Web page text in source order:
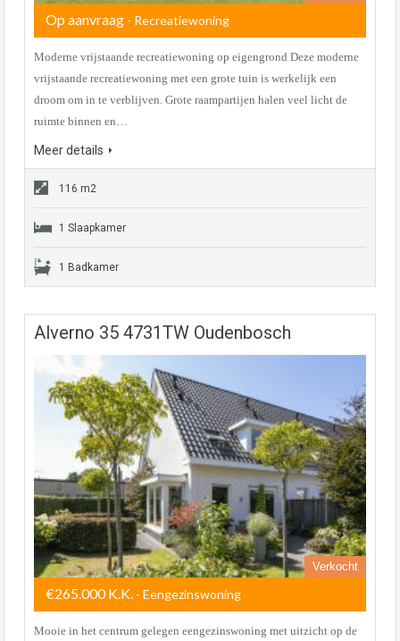
Op aanvraag - Recreatiewoning
Moderne vrijstaande recreatiewoning op eigengrond Deze moderne
vrijstaande recreatiewoning met een grote tuin is werkelijk een
droom om in te verblijven. Grote raampartijen halen veel licht de
ruimte binnen en…
Meer details
116 m2
1 Slaapkamer
1 Badkamer
Alverno 35 4731TW Oudenbosch
Verkocht
€265.000 K.K. - Eengezinswoning
Mooie in het centrum gelegen eengezinswoning met uitzicht op de